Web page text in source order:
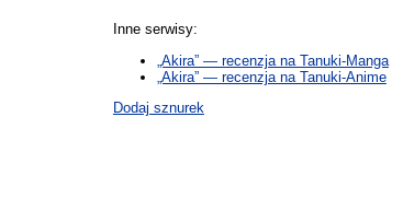
Inne serwisy:
„Akira” — recenzja na Tanuki-Manga
„Akira” — recenzja na Tanuki-Anime
Dodaj sznurek